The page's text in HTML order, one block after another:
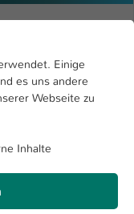
4 submenu
Einige
es uns andere
Webseite zu
Inhalte